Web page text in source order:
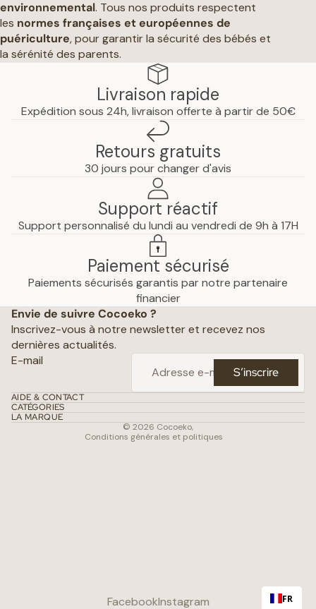
environnemental. Tous nos produits respectent
les normes françaises et européennes de
puériculture, pour garantir la sécurité des bébés et
la sérénité des parents.
Livraison rapide
Expédition sous 24h, livraison offerte à partir de 50€
Retours gratuits
30 jours pour changer d'avis
Support réactif
Support personnalisé du lundi au vendredi de 9h à 17H
Paiement sécurisé
Paiements sécurisés garantis par notre partenaire
financier
Envie de suivre Cocoeko ?
Inscrivez-vous à notre newsletter et recevez nos
dernières actualités.
E-mail
S’inscrire
AIDE & CONTACT
CATÉGORIES
LA MARQUE
© 2026 Cocoeko,
Conditions générales et politiques
Mentions légales
Conditions générales de vente
Coordonnées
Conditions d’utilisation
FacebookInstagram FR